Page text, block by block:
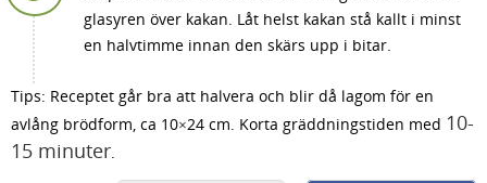
glasyren över kakan. Låt helst kakan stå kallt i minst
en halvtimme innan den skärs upp i bitar.
Tips: Receptet går bra att halvera och blir då lagom för en
avlång brödform, ca 10×24 cm. Korta gräddningstiden med 10-
15 minuter.